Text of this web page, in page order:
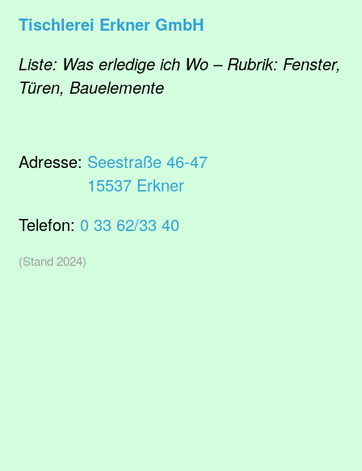
Tischlerei Erkner GmbH
Liste: Was erledige ich Wo – Rubrik: Fenster,
Türen, Bauelemente
Adresse: Seestraße 46-47
15537 Erkner
Telefon: 0 33 62/33 40
(Stand 2024)